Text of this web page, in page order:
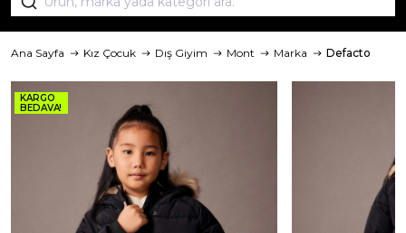
Ana Sayfa Kız Çocuk Dış Giyim Mont Marka Defacto
KARGO
BEDAVA!